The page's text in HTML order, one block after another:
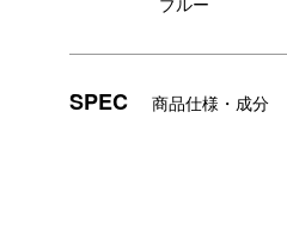
くもプレートgrande＆みみ
SPEC 商品仕様・成分